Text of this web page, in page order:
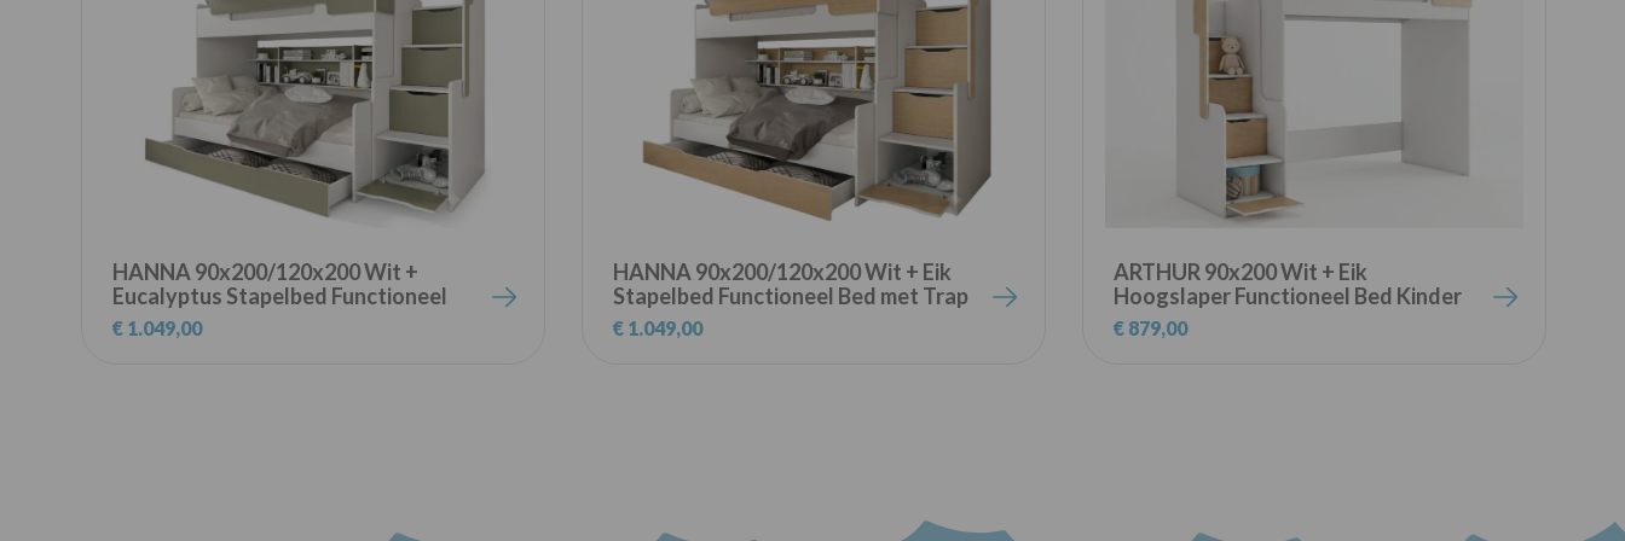
HANNA 90x200/120x200 Wit +
Eucalyptus Stapelbed Functioneel
Bed met Trap Kinder Meubels
€ 1.049,00
HANNA 90x200/120x200 Wit + Eik
Stapelbed Functioneel Bed met Trap
Kinder Meubels
€ 1.049,00
ARTHUR 90x200 Wit + Eik
Hoogslaper Functioneel Bed Kinder
Meubels
€ 879,00